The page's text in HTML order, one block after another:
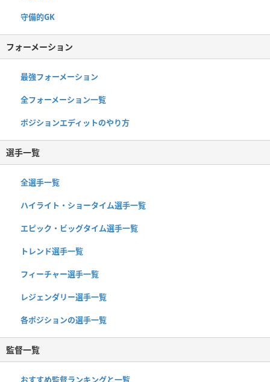
守備的GK
フォーメーション
最強フォーメーション
全フォーメーション一覧
ポジションエディットのやり方
選手一覧
全選手一覧
ハイライト・ショータイム選手一覧
エピック・ビッグタイム選手一覧
トレンド選手一覧
フィーチャー選手一覧
レジェンダリー選手一覧
各ポジションの選手一覧
監督一覧
おすすめ監督ランキングと一覧